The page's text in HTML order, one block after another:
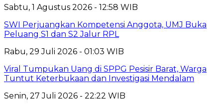
Sabtu, 1 Agustus 2026 - 12:58 WIB
SWI Perjuangkan Kompetensi Anggota, UMJ Buka
Peluang S1 dan S2 Jalur RPL
Rabu, 29 Juli 2026 - 01:03 WIB
Viral Tumpukan Uang di SPPG Pesisir Barat, Warga
Tuntut Keterbukaan dan Investigasi Mendalam
Senin, 27 Juli 2026 - 22:22 WIB